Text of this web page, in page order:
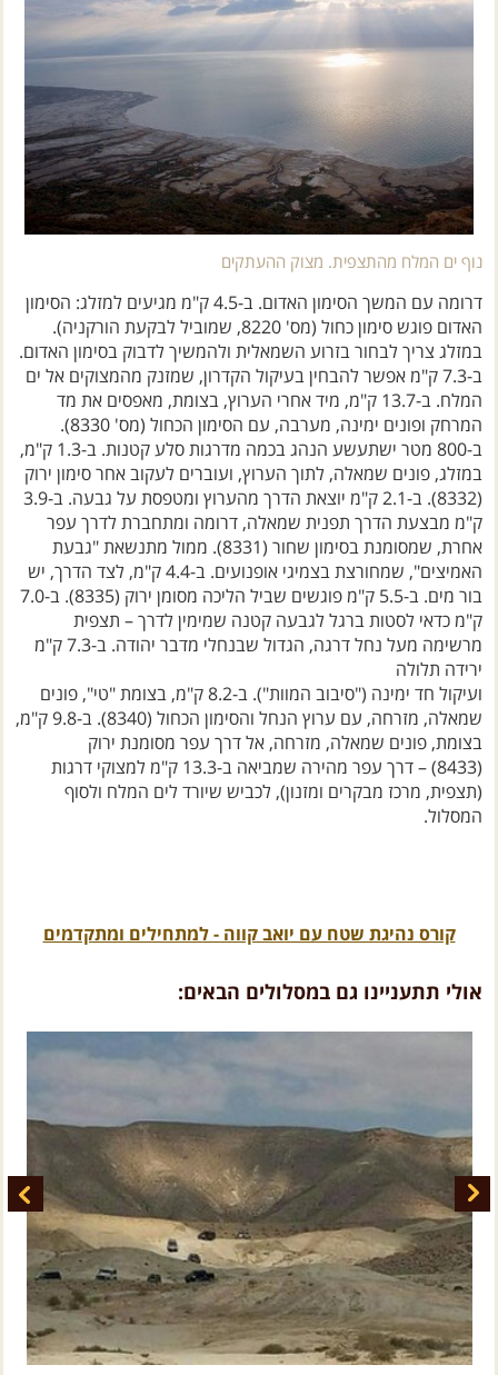
נוף ים המלח מהתצפית. מצוק ההעתקים
האדום פוגש סימון כחול (מס' 8220, שמוביל לבקעת הורקניה).
במזלג צריך לבחור בזרוע השמאלית ולהמשיך לדבוק בסימון האדום.
ב-7.3 ק"מ אפשר להבחין בעיקול הקדרון, שמזנק מהמצוקים אל ים
המלח. ב-13.7 ק"מ, מיד אחרי הערוץ, בצומת, מאפסים את מד
המרחק ופונים ימינה, מערבה, עם הסימון הכחול (מס' 8330).
במזלג, פונים שמאלה, לתוך הערוץ, ועוברים לעקוב אחר סימון ירוק
(8332). ב-2.1 ק"מ יוצאת הדרך מהערוץ ומטפסת על גבעה. ב-3.9
ק"מ מבצעת הדרך תפנית שמאלה, דרומה ומתחברת לדרך עפר
אחרת, שמסומנת בסימון שחור (8331). ממול מתנשאת "גבעת
האמיצים", שמחורצת בצמיגי אופנועים. ב-4.4 ק"מ, לצד הדרך, יש
בור מים. ב-5.5 ק"מ פוגשים שביל הליכה מסומן ירוק (8335). ב-7.0
ק"מ כדאי לסטות ברגל לגבעה קטנה שמימין לדרך – תצפית
ירידה תלולה
שמאלה, מזרחה, עם ערוץ הנחל והסימון הכחול (8340). ב-9.8 ק"מ,
בצומת, פונים שמאלה, מזרחה, אל דרך עפר מסומנת ירוק
(8433) – דרך עפר מהירה שמביאה ב-13.3 ק"מ למצוקי דרגות
(תצפית, מרכז מבקרים ומזנון), לכביש שיורד לים המלח ולסוף
המסלול.
סובב שבטה